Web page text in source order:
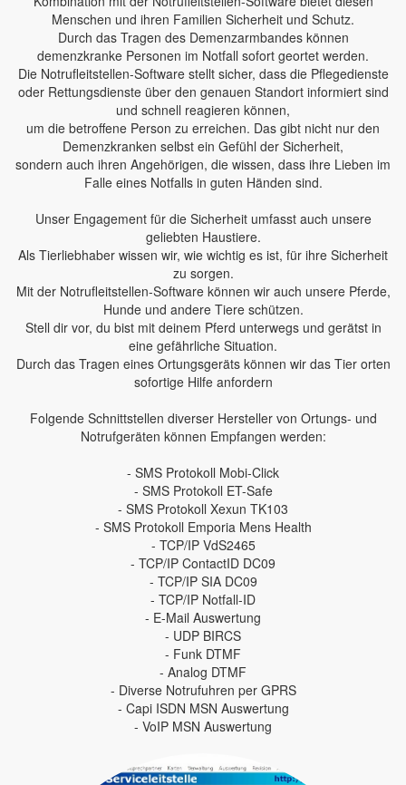
Menschen und ihren Familien Sicherheit und Schutz.
Durch das Tragen des Demenzarmbandes können
demenzkranke Personen im Notfall sofort geortet werden.
Die Notrufleitstellen-Software stellt sicher, dass die Pflegedienste
oder Rettungsdienste über den genauen Standort informiert sind
und schnell reagieren können,
um die betroffene Person zu erreichen. Das gibt nicht nur den
Demenzkranken selbst ein Gefühl der Sicherheit,
sondern auch ihren Angehörigen, die wissen, dass ihre Lieben im
Falle eines Notfalls in guten Händen sind.
Unser Engagement für die Sicherheit umfasst auch unsere
geliebten Haustiere.
Als Tierliebhaber wissen wir, wie wichtig es ist, für ihre Sicherheit
zu sorgen.
Mit der Notrufleitstellen-Software können wir auch unsere Pferde,
Hunde und andere Tiere schützen.
Stell dir vor, du bist mit deinem Pferd unterwegs und gerätst in
eine gefährliche Situation.
Durch das Tragen eines Ortungsgeräts können wir das Tier orten
sofortige Hilfe anfordern
Folgende Schnittstellen diverser Hersteller von Ortungs- und
Notrufgeräten können Empfangen werden:
- SMS Protokoll Mobi-Click
- SMS Protokoll ET-Safe
- SMS Protokoll Xexun TK103
- SMS Protokoll Emporia Mens Health
- TCP/IP VdS2465
- TCP/IP ContactID DC09
- TCP/IP SIA DC09
- TCP/IP Notfall-ID
- E-Mail Auswertung
- UDP BIRCS
- Funk DTMF
- Analog DTMF
- Diverse Notrufuhren per GPRS
- Capi ISDN MSN Auswertung
- VoIP MSN Auswertung